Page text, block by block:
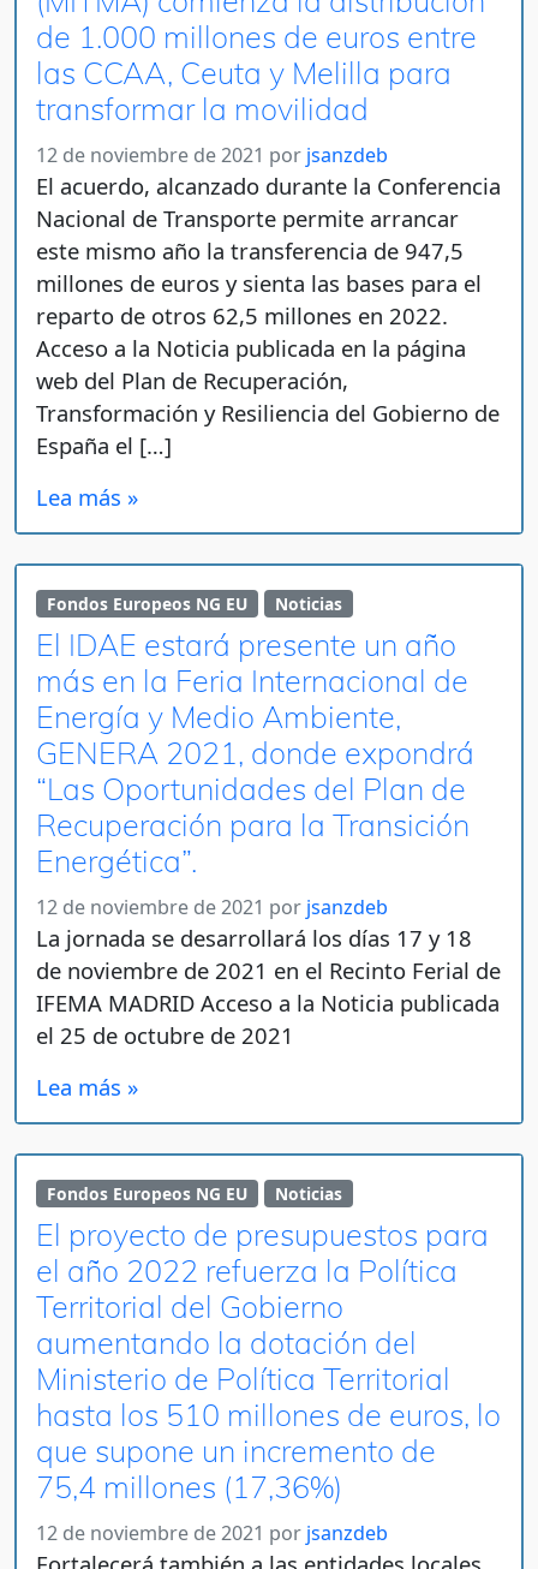
de 1.000 millones de euros entre
las CCAA, Ceuta y Melilla para
transformar la movilidad
12 de noviembre de 2021 por jsanzdeb
El acuerdo, alcanzado durante la Conferencia
Nacional de Transporte permite arrancar
este mismo año la transferencia de 947,5
millones de euros y sienta las bases para el
reparto de otros 62,5 millones en 2022.
Acceso a la Noticia publicada en la página
web del Plan de Recuperación,
Transformación y Resiliencia del Gobierno de
España el […]
Lea más »
Fondos Europeos NG EU Noticias
El IDAE estará presente un año
más en la Feria Internacional de
Energía y Medio Ambiente,
GENERA 2021, donde expondrá
“Las Oportunidades del Plan de
Recuperación para la Transición
Energética”.
12 de noviembre de 2021 por jsanzdeb
La jornada se desarrollará los días 17 y 18
de noviembre de 2021 en el Recinto Ferial de
IFEMA MADRID Acceso a la Noticia publicada
el 25 de octubre de 2021
Lea más »
Fondos Europeos NG EU Noticias
El proyecto de presupuestos para
el año 2022 refuerza la Política
Territorial del Gobierno
aumentando la dotación del
Ministerio de Política Territorial
hasta los 510 millones de euros, lo
que supone un incremento de
75,4 millones (17,36%)
12 de noviembre de 2021 por jsanzdeb